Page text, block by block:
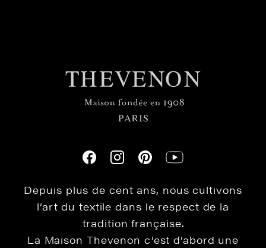
Depuis plus de cent ans, nous cultivons
l’art du textile dans le respect de la
tradition française.
La Maison Thevenon c’est d’abord une